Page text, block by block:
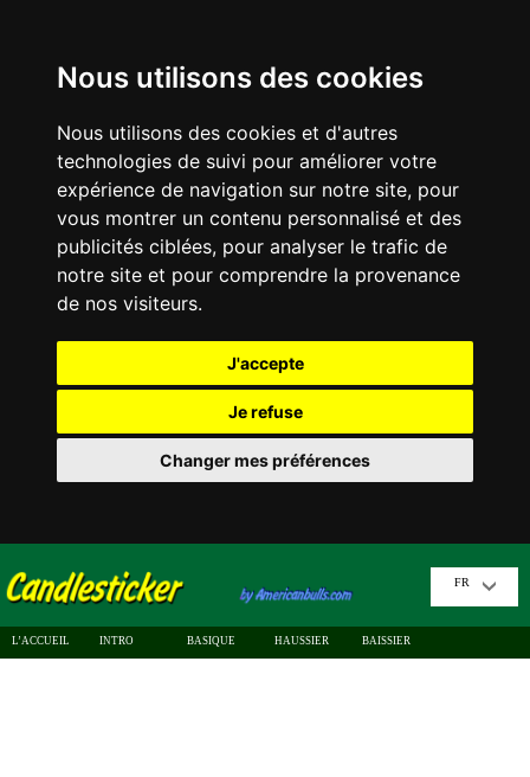
Nous utilisons des cookies
Nous utilisons des cookies et d'autres
technologies de suivi pour améliorer votre
expérience de navigation sur notre site, pour
vous montrer un contenu personnalisé et des
publicités ciblées, pour analyser le trafic de
notre site et pour comprendre la provenance
de nos visiteurs.
J'accepte
Je refuse
Changer mes préférences
FR
L’ACCUEIL INTRO BASIQUE HAUSSIER BAISSIER